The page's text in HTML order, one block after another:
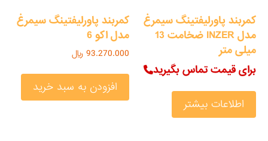
کمربند پاورلیفتینگ سیمرغ
مدل INZER ضخامت 13
میلی متر
برای قیمت تماس بگیرید
اطلاعات بیشتر
کمربند پاورلیفتینگ سیمرغ
مدل اکو 6
93.270.000 ﷼
افزودن به سبد خرید